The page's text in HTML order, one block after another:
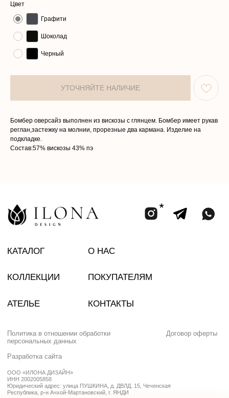
Цвет
Графити
Шоколад
Черный
Бомбер оверсайз выполнен из вискозы с глянцем. Бомбер имеет рукав
реглан,застежку на молнии, прорезные два кармана. Изделие на
подкладке.
Состав:57% вискозы 43% пэ
*Instagram принадлежит компании Meta,
ООО «ИЛОНА ДИЗАЙН»
ИНН 2002005858
Юридический адрес: улица ПУШКИНА, д. ДВЛД. 15, Чеченская
Республика, р-н Ачхой-Мартановский, г. ЯНДИ
Email: bisultanova.i@bk.ru
Политика в отношении обработки
КАТАЛОГ
КОЛЛЕКЦИИ ПОКУПАТЕЛЯМ
Договор оферты